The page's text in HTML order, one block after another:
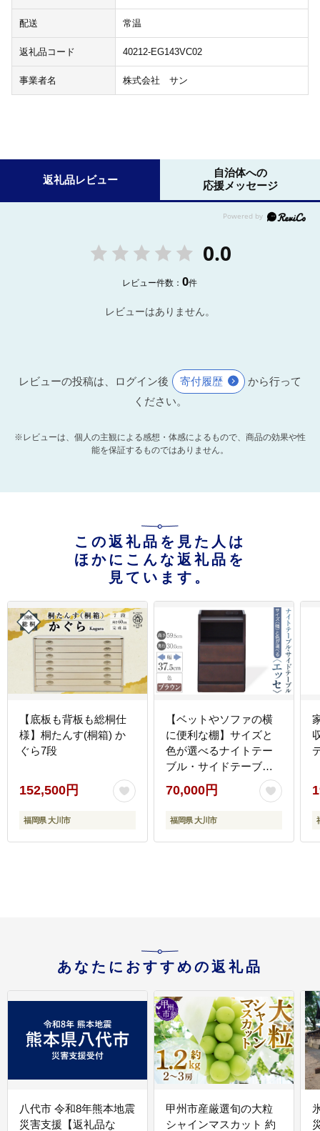
配送 常温
返礼品コード 40212-EG143VC02
事業者名 株式会社 サン
返礼品レビュー
自治体への
応援メッセージ
0.0
レビュー件数：0件
レビューはありません。
レビューの投稿は、ログイン後 寄付履歴
から行って
ください。
※レビューは、個人の主観による感想・体感によるもので、商品の効果や性
能を保証するものではありません。
この返礼品を見た人は
ほかにこんな返礼品を
見ています。
【底板も背板も総桐仕
様】桐たんす(桐箱) か
ぐら7段
152,500円
福岡県 大川市
【ベットやソファの横
に便利な棚】サイズと
色が選べるナイトテー
ブル・サイドテーブル
（エッセ）(ブラウン・
幅37.5cm)
70,000円
福岡県 大川市
あなたにおすすめの返礼品
八代市 令和8年熊本地震
災害支援【返礼品な
甲州市産厳選旬の大粒
シャインマスカット 約